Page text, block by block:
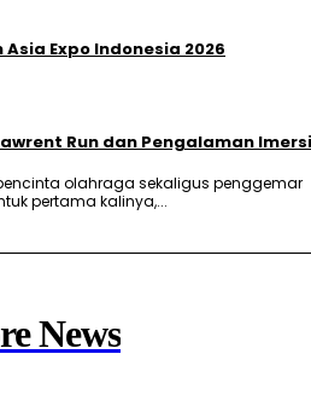
Expo Indonesia 2026
Run dan Pengalaman
olahraga sekaligus penggemar
pertama kalinya,...
News